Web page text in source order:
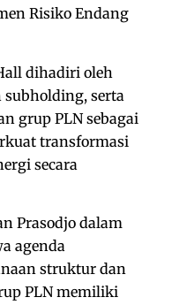
Risiko Endang
dihadiri oleh
serta
grup PLN sebagai
transformasi
secara
Prasodjo dalam
agenda
struktur dan
PLN memiliki